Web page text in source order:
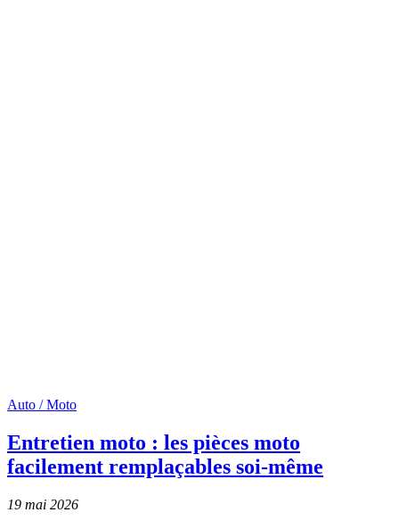
Auto / Moto
Entretien moto : les pièces moto
facilement remplaçables soi-même
19 mai 2026